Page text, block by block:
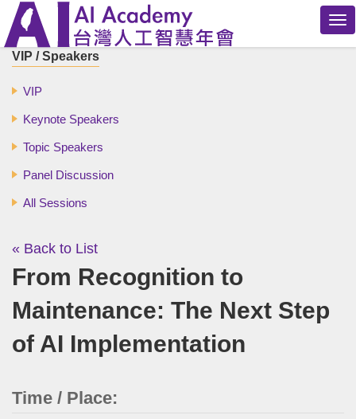
VIP / Speakers
VIP
Keynote Speakers
Topic Speakers
Panel Discussion
All Sessions
« Back to List
From Recognition to
Maintenance: The Next Step
of AI Implementation
Time / Place: